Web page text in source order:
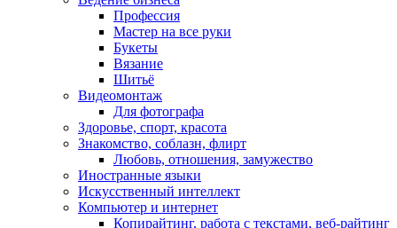
Профессия
Мастер на все руки
Букеты
Вязание
Шитьё
Видеомонтаж
Для фотографа
Здоровье, спорт, красота
Знакомство, соблазн, флирт
Любовь, отношения, замужество
Иностранные языки
Искусственный интеллект
Компьютер и интернет
Копирайтинг, работа с текстами, веб-райтинг